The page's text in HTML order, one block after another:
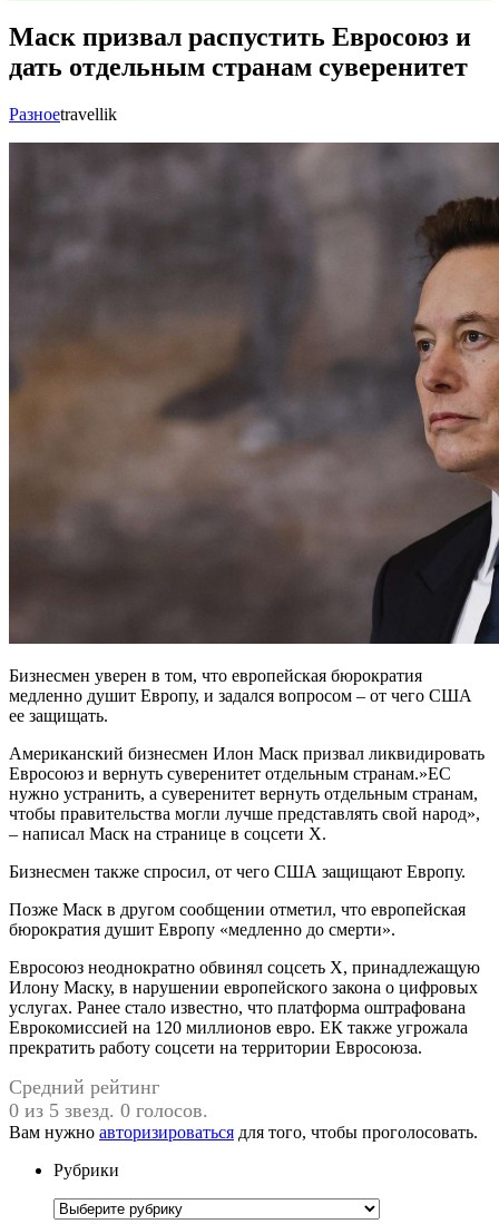
Маск призвал распустить Евросоюз и
дать отдельным странам суверенитет
Разноеtravellik
Бизнесмен уверен в том, что европейская бюрократия
медленно душит Европу, и задался вопросом – от чего США
ее защищать.
Американский бизнесмен Илон Маск призвал ликвидировать
Евросоюз и вернуть суверенитет отдельным странам.»ЕС
нужно устранить, а суверенитет вернуть отдельным странам,
чтобы правительства могли лучше представлять свой народ»,
– написал Маск на странице в соцсети Х.
Бизнесмен также спросил, от чего США защищают Европу.
Позже Маск в другом сообщении отметил, что европейская
бюрократия душит Европу «медленно до смерти».
Евросоюз неоднократно обвинял соцсеть X, принадлежащую
Илону Маску, в нарушении европейского закона о цифровых
услугах. Ранее стало известно, что платформа оштрафована
Еврокомиссией на 120 миллионов евро. ЕК также угрожала
прекратить работу соцсети на территории Евросоюза.
Средний рейтинг
0 из 5 звезд. 0 голосов.
Вам нужно авторизироваться для того, чтобы проголосовать.
Рубрики
Рубрики